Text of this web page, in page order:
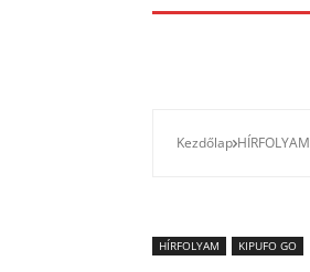
Kezdőlap HÍRFOLYAM
HÍRFOLYAM KIPUFO GO